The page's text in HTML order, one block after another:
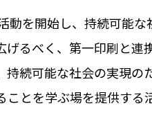
動を開始し、持続可能な
るべく、第一印刷と連
続可能な社会の実現の
とを学ぶ場を提供する